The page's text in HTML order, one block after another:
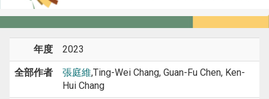
系所成員
年度 2023
全部作者 張庭維,Ting-Wei Chang, Guan-Fu Chen, Ken-
Hui Chang